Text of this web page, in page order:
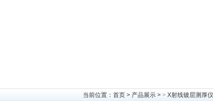
当前位置： 首页 > 产品展示 > > X射线镀层测厚仪